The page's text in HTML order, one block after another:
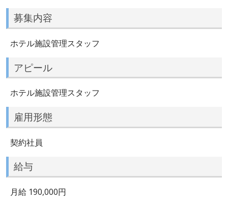
募集内容
ホテル施設管理スタッフ
アピール
ホテル施設管理スタッフ
雇用形態
契約社員
給与
月給 190,000円